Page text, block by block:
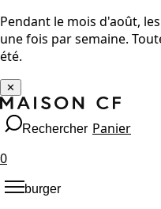
Pendant le mois d'août,
une fois par semaine.
été.
✕
Rechercher Panier
0
burger